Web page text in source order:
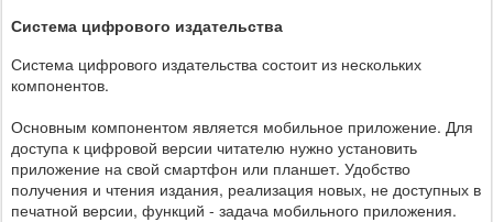
Система цифрового издательства
Система цифрового издательства состоит из нескольких
компонентов.
Основным компонентом является мобильное приложение. Для
доступа к цифровой версии читателю нужно установить
приложение на свой смартфон или планшет. Удобство
получения и чтения издания, реализация новых, не доступных в
печатной версии, функций - задача мобильного приложения.